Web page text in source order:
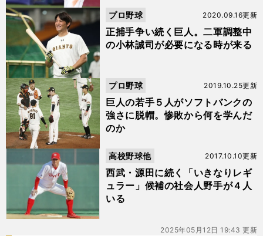
正捕手争い続く巨人。二軍調整中
の小林誠司が必要になる時が来る
2020.09.16更新
プロ野球
巨人の若手５人がソフトバンクの
強さに脱帽。惨敗から何を学んだ
のか
2019.10.25更新
プロ野球
西武・源田に続く「いきなりレギ
ュラー」候補の社会人野手が４人
いる
2017.10.10更新
高校野球他
2025年05月12日 19:43 更新